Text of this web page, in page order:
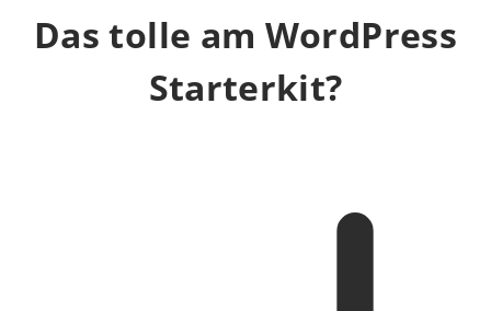
Das tolle am WordPress
Starterkit?